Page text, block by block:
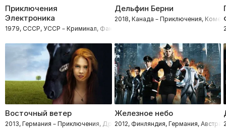
Приключения
Электроника
1979, СССР, УССР – Криминал, Фантастика, Приключения, Комедии,
Дельфин Берни
2018, Канада – Приключения,
Восточный ветер
2013, Германия – Приключения, Драмы, Семейные
Железное небо
2012, Финляндия, Германия,